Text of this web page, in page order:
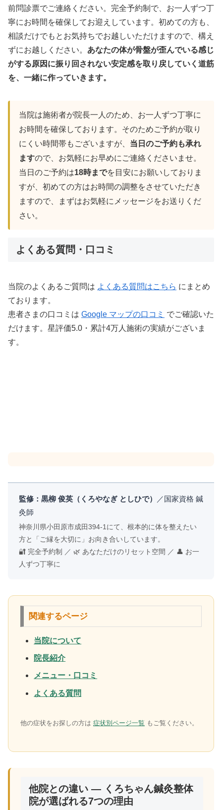
前問診票でご連絡ください。完全予約制で、お一人ずつ丁
寧にお時間を確保してお迎えしています。初めての方も、
相談だけでもとお気持ちでお越しいただけますので、構え
ずにお越しください。 あなたの体が骨盤が歪んでいる感じ
がする原因に振り回されない安定感を取り戻していく道筋
を、一緒に作っていきます。
当院は施術者が院長一人のため、お一人ずつ丁寧に
お時間を確保しております。そのためご予約が取り
にくい時間帯もございますが、 当日のご予約も承れ
ますので、お気軽にお早めにご連絡くださいませ。
当日のご予約は18時までを目安にお願いしておりま
すが、初めての方はお時間の調整をさせていただき
ますので、まずはお気軽にメッセージをお送りくだ
さい。
よくある質問・口コミ
当院のよくあるご質問は よくある質問はこちら にまとめ
ております。
患者さまの口コミは Google マップの口コミ でご確認いた
だけます。星評価5.0・累計4万人施術の実績がございま
す。
監修：黒柳 俊英（くろやなぎ としひで）
／国家資格 鍼
灸師
神奈川県小田原市成田394-1にて、根本的に体を整えたい
方と「ご縁を大切に」お向き合いしています。
🔐 完全予約制 ／ 🌿 あなただけのリセット空間 ／ 👤 お一
人ずつ丁寧に
関連するページ
当院について
院長紹介
メニュー・口コミ
よくある質問
他の症状をお探しの方は 症状別ページ一覧 もご覧ください。
他院との違い — くろちゃん鍼灸整体
院が選ばれる7つの理由